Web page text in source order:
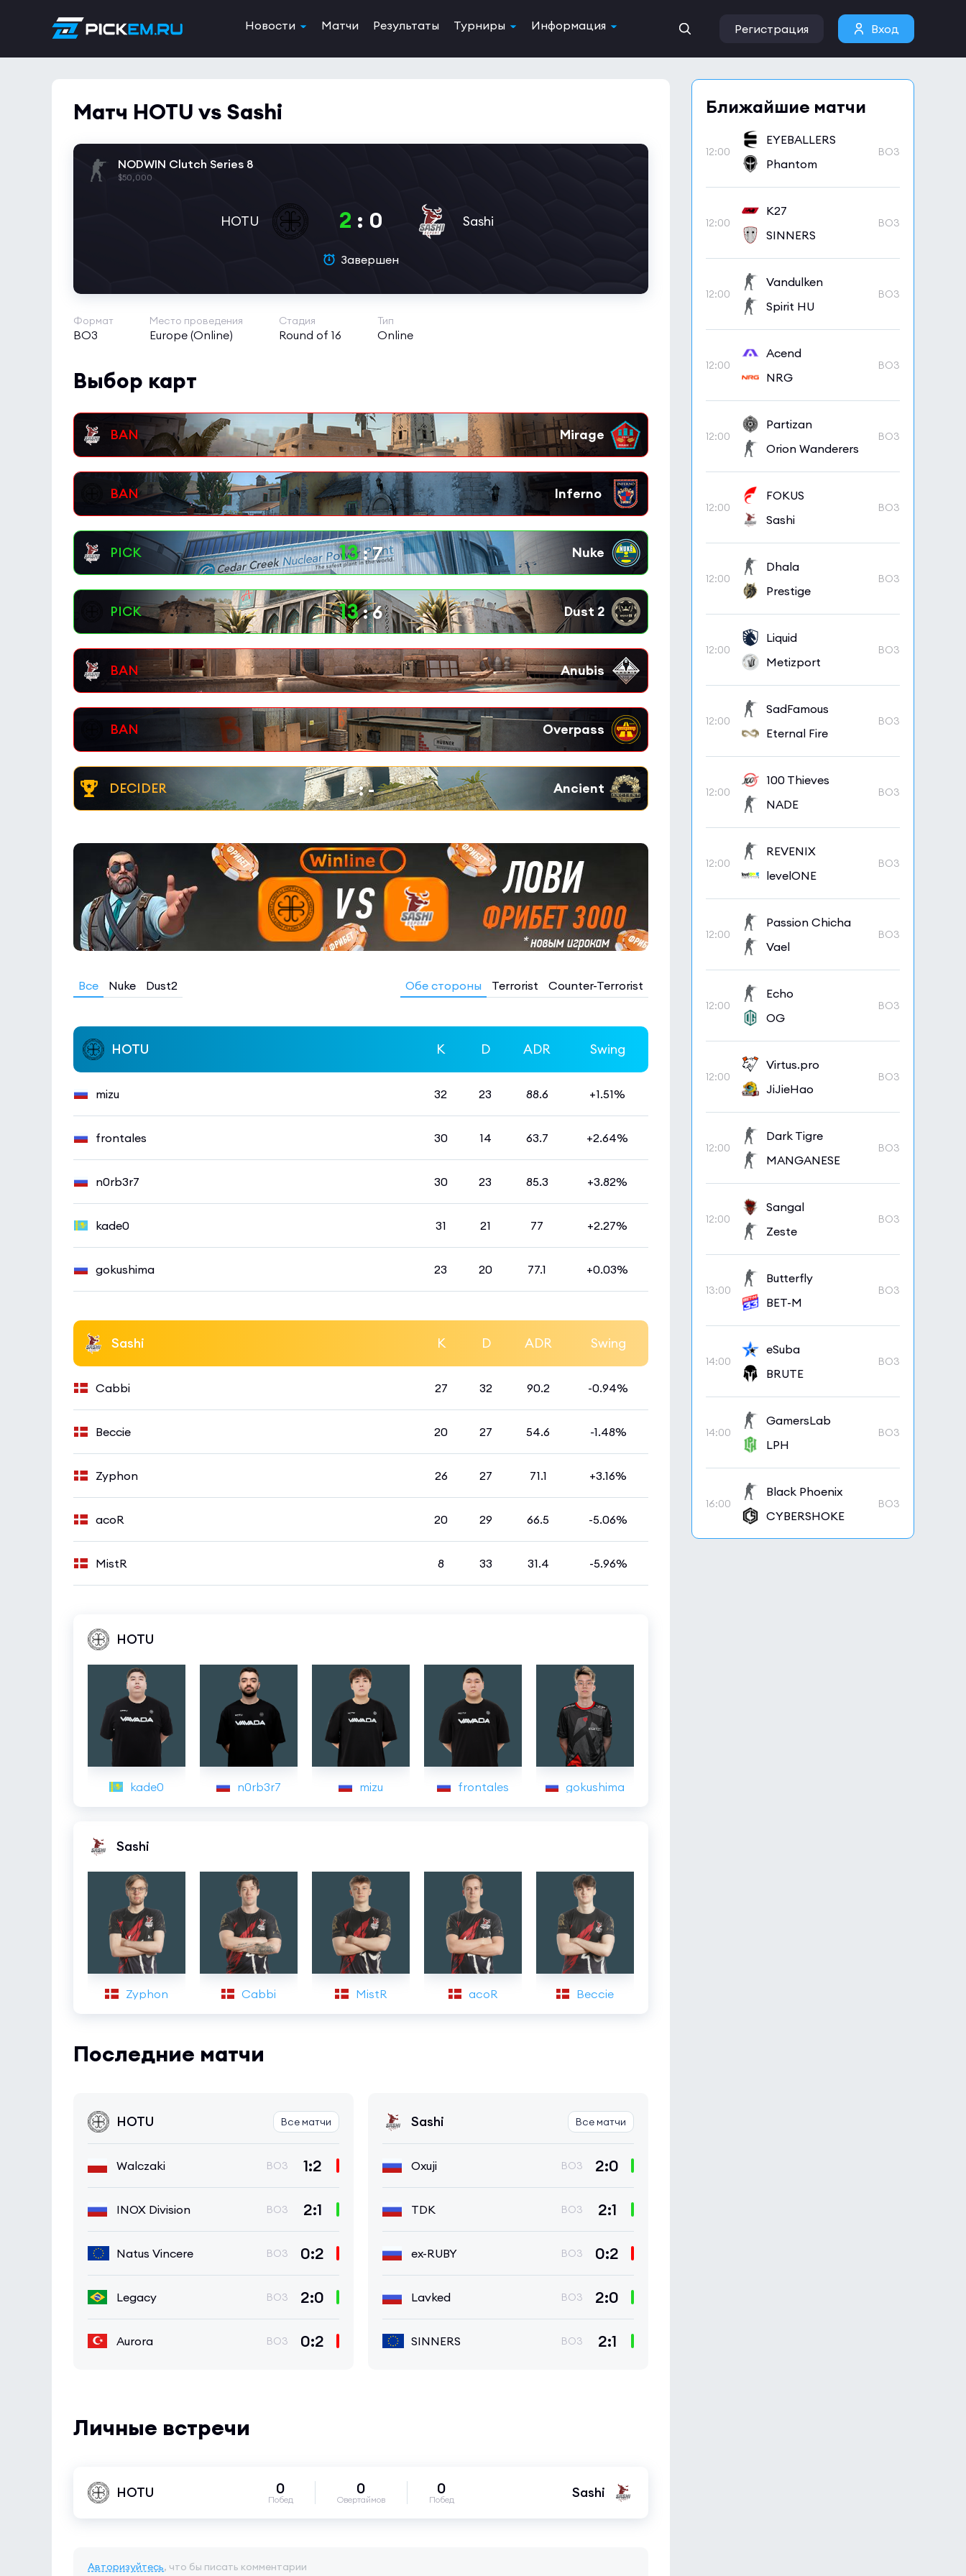
Новости Матчи Результаты Турниры Информация Регистрация Вход
Матч HOTU vs Sashi
NODWIN Clutch Series 8
$50,000
HOTU 2 : 0 Sashi
Завершен
Формат
BO3
Место проведения
Europe (Online)
Стадия
Round of 16
Тип
Online
Выбор карт
13:7
13:6
-:-
Все Nuke Dust2 Обе стороны Terrorist Counter-Terrorist
HOTU K D ADR Swing
mizu 32 23 88.6 +1.51%
frontales 30 14 63.7 +2.64%
n0rb3r7 30 23 85.3 +3.82%
kade0 31 21 77 +2.27%
gokushima 23 20 77.1 +0.03%
Sashi K D ADR Swing
Cabbi 27 32 90.2 -0.94%
Beccie 20 27 54.6 -1.48%
Zyphon 26 27 71.1 +3.16%
acoR 20 29 66.5 -5.06%
MistR 8 33 31.4 -5.96%
HOTU
kade0 n0rb3r7 mizu frontales gokushima
Sashi
Zyphon Cabbi MistR acoR Beccie
Последние матчи
HOTU Все матчи
Walczaki BO3 1:2
INOX Division BO3 2:1
Natus Vincere BO3 0:2
Legacy BO3 2:0
Aurora BO3 0:2
Sashi Все матчи
Oxuji BO3 2:0
TDK BO3 2:1
ex-RUBY BO3 0:2
Lavked BO3 2:0
SINNERS BO3 2:1
Личные встречи
HOTU 0
Побед
0
Овертаймов
0
Побед Sashi
Авторизуйтесь, что бы писать комментарии
Ближайшие матчи
12:00
EYEBALLERS
Phantom
BO3
12:00
K27
SINNERS
BO3
12:00
Vandulken
Spirit HU
BO3
12:00
Acend
NRG
BO3
12:00
Partizan
Orion Wanderers
BO3
12:00
FOKUS
Sashi
BO3
12:00
Dhala
Prestige
BO3
12:00
Liquid
Metizport
BO3
12:00
SadFamous
Eternal Fire
BO3
12:00
100 Thieves
NADE
BO3
12:00
REVENIX
levelONE
BO3
12:00
Passion Chicha
Vael
BO3
12:00
Echo
OG
BO3
12:00
Virtus.pro
JiJieHao
BO3
12:00
Dark Tigre
MANGANESE
BO3
12:00
Sangal
Zeste
BO3
13:00
Butterfly
BET-M
BO3
14:00
eSuba
BRUTE
BO3
14:00
GamersLab
LPH
BO3
16:00
Black Phoenix
CYBERSHOKE
BO3